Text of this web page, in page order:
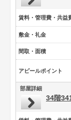
賃料・管理費・共益
敷金・礼金
間取・面積
アピールポイント
部屋詳細
34階